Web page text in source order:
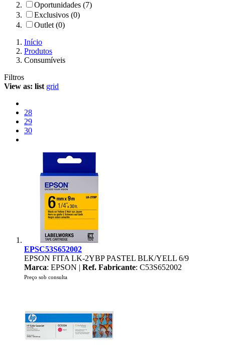
Oportunidades (7)
Exclusivos (0)
Outlet (0)
Início
Produtos
Consumíveis
Filtros
View as: list grid
28
29
30
EPSC53S652002
EPSON FITA LK-2YBP PASTEL BLK/YELL 6/9
Marca: EPSON | Ref. Fabricante: C53S652002
Preço sob consulta